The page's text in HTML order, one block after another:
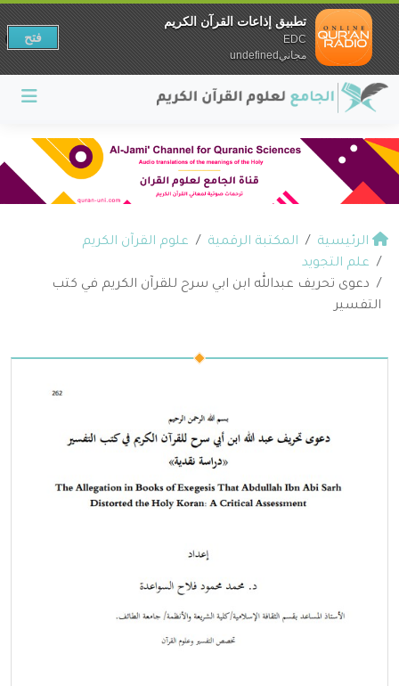
الرئيسية المكتبة الرقمية
علوم القرآن الكريم
علم التجويد
دعوى تحريف عبدالله ابن ابي سرح للقرآن الكريم في كتب
التفسير
تطبيق إذاعات القرآن الكريم
EDC
مجانيundefined
فتح